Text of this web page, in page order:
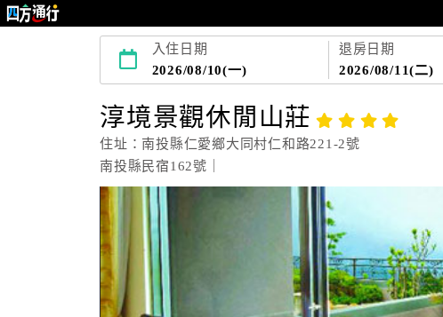
入住日期
2026/08/10(一)
退房日期
2026/08/11(二)
淳境景觀休閒山莊
住址：南投縣仁愛鄉大同村仁和路221-2號
南投縣民宿162號｜